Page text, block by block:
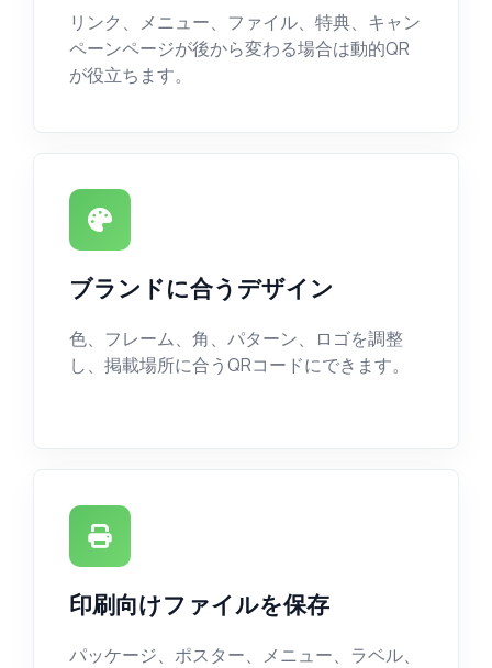
リンク、メニュー、ファイル、特典、キャン
ペーンページが後から変わる場合は動的QR
が役立ちます。
ブランドに合うデザイン
色、フレーム、角、パターン、ロゴを調整
し、掲載場所に合うQRコードにできます。
印刷向けファイルを保存
パッケージ、ポスター、メニュー、ラベル、